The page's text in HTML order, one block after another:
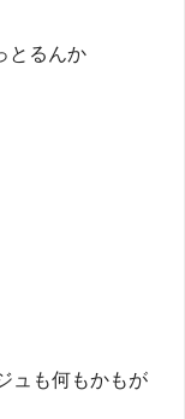
とるんか
ュも何もかもが